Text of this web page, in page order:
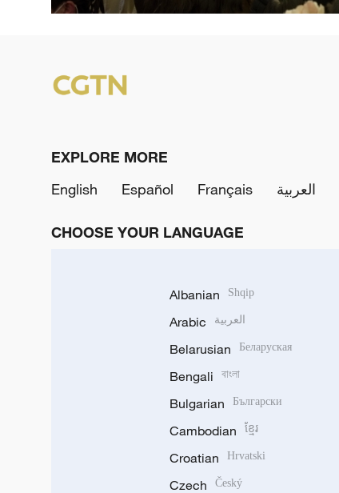
EXPLORE MORE
English
Español Français العربية
CHOOSE YOUR LANGUAGE
Albanian Shqip
Arabic العربية
Belarusian Беларуская
Bengali বাংলা
Bulgarian Български
Cambodian ខ្មែរ
Croatian Hrvatski
Czech Český